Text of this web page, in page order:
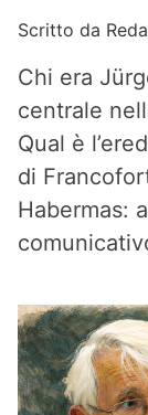
Scritto da
Chi era
centrale
Qual è
di
Habermas: